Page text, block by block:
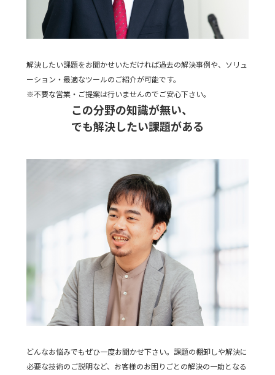
解決したい課題をお聞かせいただければ過去の解決事例や、ソリュ
ーション・最適なツールのご紹介が可能です。
※不要な営業・ご提案は行いませんのでご安心下さい。
この分野の知識が無い、
でも解決したい課題がある
どんなお悩みでもぜひ一度お聞かせ下さい。課題の棚卸しや解決に
必要な技術のご説明など、お客様のお困りごとの解決の一助となる